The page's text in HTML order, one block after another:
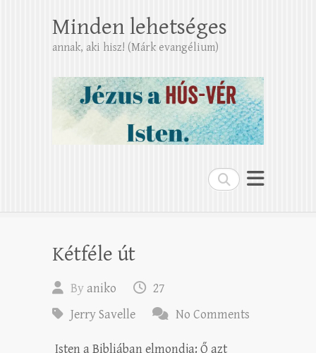
Search
Minden lehetséges
annak, aki hisz! (Márk evangélium)
Kétféle út
By aniko
27
Jerry Savelle
No Comments
Isten a Bibliában elmondja: Ő azt